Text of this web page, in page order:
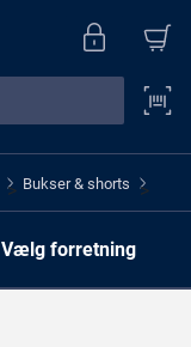
> Bukser & shorts >
Vælg forretning